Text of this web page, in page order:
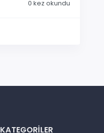
0 kez okundu
KATEGORILER